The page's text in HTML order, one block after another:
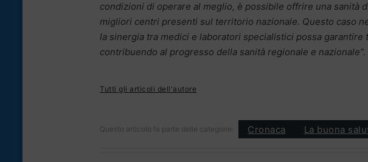
condizioni di operare al meglio, è possibile offrire una sanità
migliori centri presenti sul territorio nazionale. Questo caso
la sinergia tra medici e laboratori specialistici possa garantire
contribuendo al progresso della sanità regionale e nazionale”.
Tutti gli articoli dell'autore
Questo articolo fa parte delle categorie: Cronaca La buona